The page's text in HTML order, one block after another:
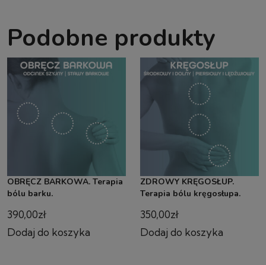
Podobne produkty
OBRĘCZ BARKOWA. Terapia
bólu barku.
390,00zł
Dodaj do koszyka
ZDROWY KRĘGOSŁUP.
Terapia bólu kręgosłupa.
350,00zł
Dodaj do koszyka